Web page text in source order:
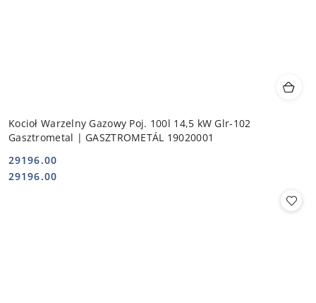
Kocioł Warzelny Gazowy Poj. 100l 14,5 kW Glr-102
Gasztrometal | GASZTROMETÁL 19020001
Cena:
29196.00
Cena:
29196.00